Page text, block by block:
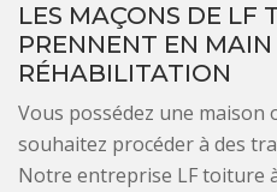
LES MAÇONS DE LF
PRENNENT EN
RÉHABILITATION
Vous possédez une
souhaitez procéder à des
Notre entreprise LF toiture